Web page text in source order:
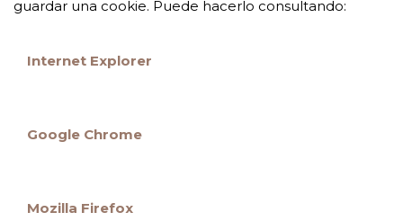
guardar una cookie. Puede hacerlo consultando:
Internet Explorer
Google Chrome
Mozilla Firefox